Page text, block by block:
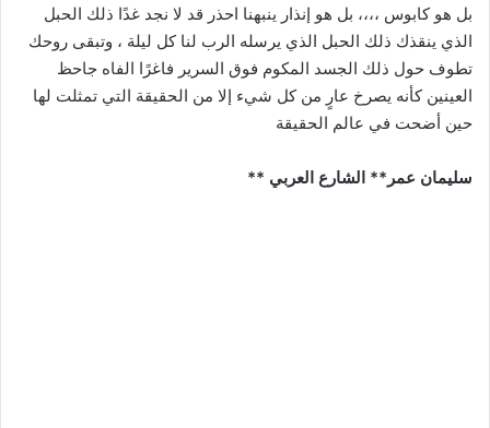
بل هو كابوس ،،،، بل هو إنذار ينبهنا احذر قد لا نجد غدًا ذلك الحبل
الذي ينقذك ذلك الحبل الذي يرسله الرب لنا كل ليلة ، وتبقى روحك
تطوف حول ذلك الجسد المكوم فوق السرير فاغرًا الفاه جاحظ
العينين كأنه يصرخ عارٍ من كل شيء إلا من الحقيقة التي تمثلت لها
حين أضحت في عالم الحقيقة
سليمان عمر** الشارع العربي **